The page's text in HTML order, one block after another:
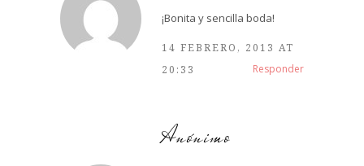
¡Bonita y sencilla boda!
14 FEBRERO, 2013 AT
20:33
Responder
Anónimo